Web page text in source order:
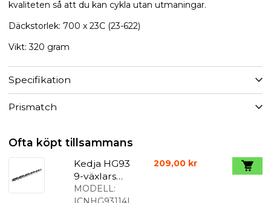
kvaliteten så att du kan cykla utan utmaningar.
Däckstorlek: 700 x 23C (23-622)
Vikt: 320 gram
Specifikation
Prismatch
Ofta köpt tillsammans
Kedja HG93
9-växlars
Ultegra-XT
MODELL:
209,00 kr